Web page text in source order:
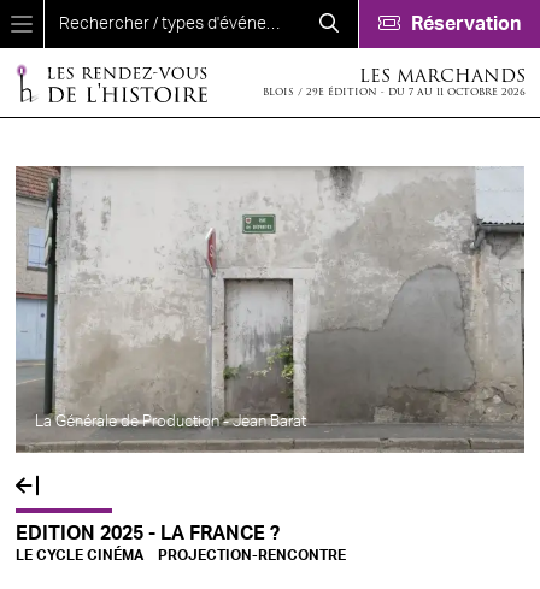
Aller au contenu principal
Réservation
LES MARCHANDS
BLOIS / 29E ÉDITION - DU 7 AU 11 OCTOBRE 2026
La Générale de Production - Jean Barat
EDITION 2025 - LA FRANCE ?
LE CYCLE CINÉMA PROJECTION-RENCONTRE